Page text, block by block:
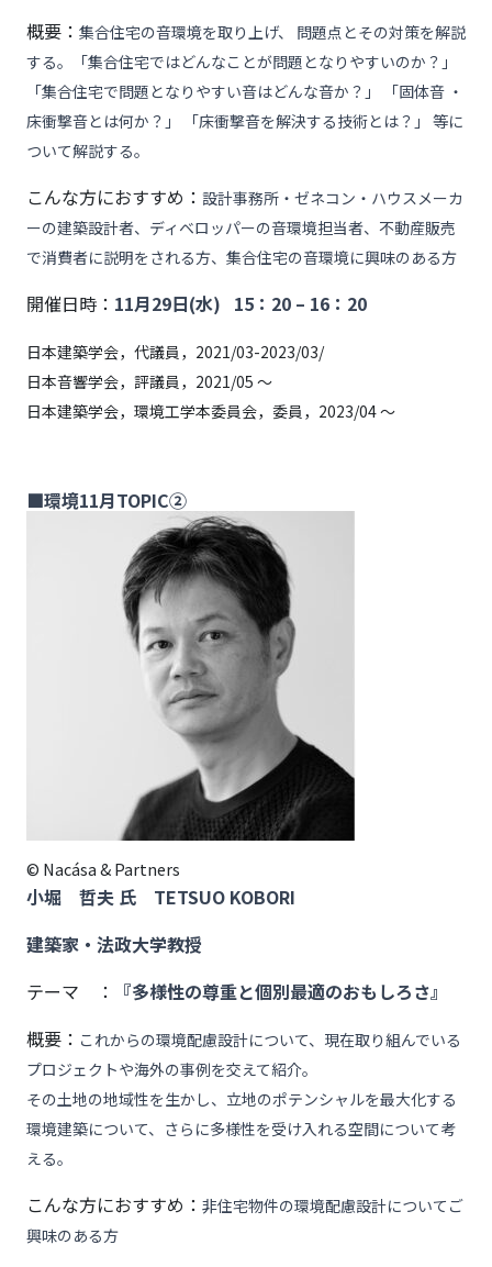
概要： 集合住宅の音環境を取り上げ、 問題点とその対策を解説
する。「集合住宅ではどんなことが問題となりやすいのか？」
「集合住宅で問題となりやすい音はどんな音か？」 「固体音 ・
床衝撃音とは何か？」 「床衝撃音を解決する技術とは？」 等に
ついて解説する。
こんな方におすすめ： 設計事務所・ゼネコン・ハウスメーカ
ーの建築設計者、 ディベロッパーの音環境担当者、 不動産販売
で消費者に説明をされる方、 集合住宅の音環境に興味のある方
開催日時： 11月29日(水) 15：20 – 16：20
日本建築学会，代議員，2021/03-2023/03/
日本音響学会，評議員，2021/05 ～
日本建築学会，環境工学本委員会，委員，2023/04 ～
■環境11月TOPIC②
© Nacása & Partners
小堀 哲夫 氏 TETSUO KOBORI
建築家・法政大学教授
テーマ ：
『多様性の尊重と個別最適のおもしろさ』
概要： これからの環境配慮設計について、現在取り組んでいる
プロジェクトや海外の事例を交えて紹介。
その土地の地域性を生かし、立地のポテンシャルを最大化する
環境建築について、さらに多様性を受け入れる空間について考
える。
こんな方におすすめ： 非住宅物件の環境配慮設計についてご
興味のある方